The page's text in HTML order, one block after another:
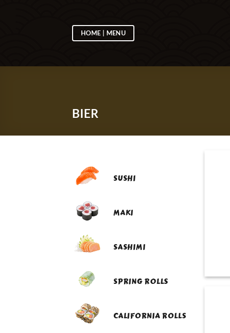
HOME | MENU
BIER
SUSHI
MAKI
SASHIMI
SPRING ROLLS
CALIFORNIA ROLLS